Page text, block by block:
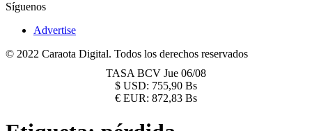
Síguenos
Advertise
© 2022 Caraota Digital. Todos los derechos reservados
TASA BCV Jue 06/08
$ USD: 755,90 Bs
€ EUR: 872,83 Bs